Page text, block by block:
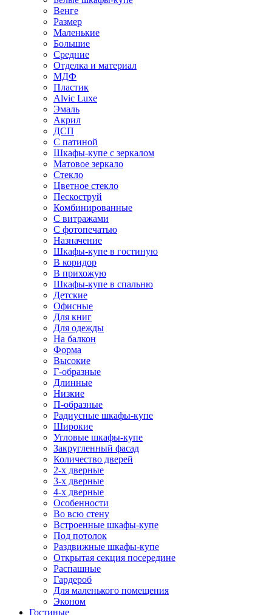
Венге
Размер
Маленькие
Большие
Средние
Отделка и материал
МДФ
Пластик
Alvic Luxe
Эмаль
Акрил
ДСП
С патиной
Шкафы-купе с зеркалом
Матовое зеркало
Стекло
Цветное стекло
Пескоструй
Комбинированные
С витражами
С фотопечатью
Назначение
Шкафы-купе в гостиную
В коридор
В прихожую
Шкафы-купе в спальню
Детские
Офисные
Для книг
Для одежды
На балкон
Форма
Высокие
Г-образные
Длинные
Низкие
П-образные
Радиусные шкафы-купе
Широкие
Угловые шкафы-купе
Закругленный фасад
Количество дверей
2-х дверные
3-х дверные
4-х дверные
Особенности
Во всю стену
Встроенные шкафы-купе
Под потолок
Раздвижные шкафы-купе
Открытая секция посередине
Распашные
Гардероб
Для маленького помещения
Эконом
Гостиные